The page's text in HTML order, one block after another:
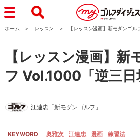
ホーム レッスン 【レッスン漫画】新モダンゴル
【レッスン漫画】新
フ Vol.1000「逆三日
江連忠「新モダンゴルフ」
KEYWORD 奥雅次 江連忠 漫画 練習法